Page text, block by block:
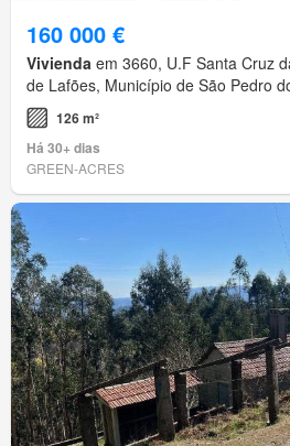
160 000 €
Vivienda em 3660, U.F Santa Cruz
de Lafões, Município de São Pedro
126 m²
Há 30+ dias
GREEN-ACRES